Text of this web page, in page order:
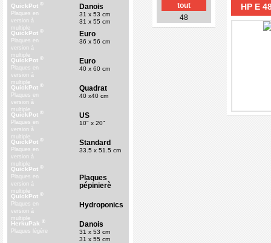
QuickPot ®
Plaques en
version à
multiple
Danois
31 x 53 cm
31 x 55 cm
QuickPot ®
Plaques en
version à
multiple
Euro
36 x 56 cm
QuickPot ®
Plaques en
version à
multiple
Euro
40 x 60 cm
QuickPot ®
Plaques en
version à
multiple
Quadrat
40 x40 cm
QuickPot ®
Plaques en
version à
multiple
US
10" x 20"
QuickPot ®
Plaques en
version à
multiple
Standard
33.5 x 51.5 cm
QuickPot ®
Plaques en
version à
multiple
Plaques
pépinierè
QuickPot ®
Plaques en
version à
multiple
Hydroponics
HerkuPak ®
Plaques légère
Danois
31 x 53 cm
31 x 55 cm
tout
48
HP E